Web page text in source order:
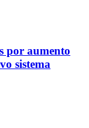
por aumento
sistema